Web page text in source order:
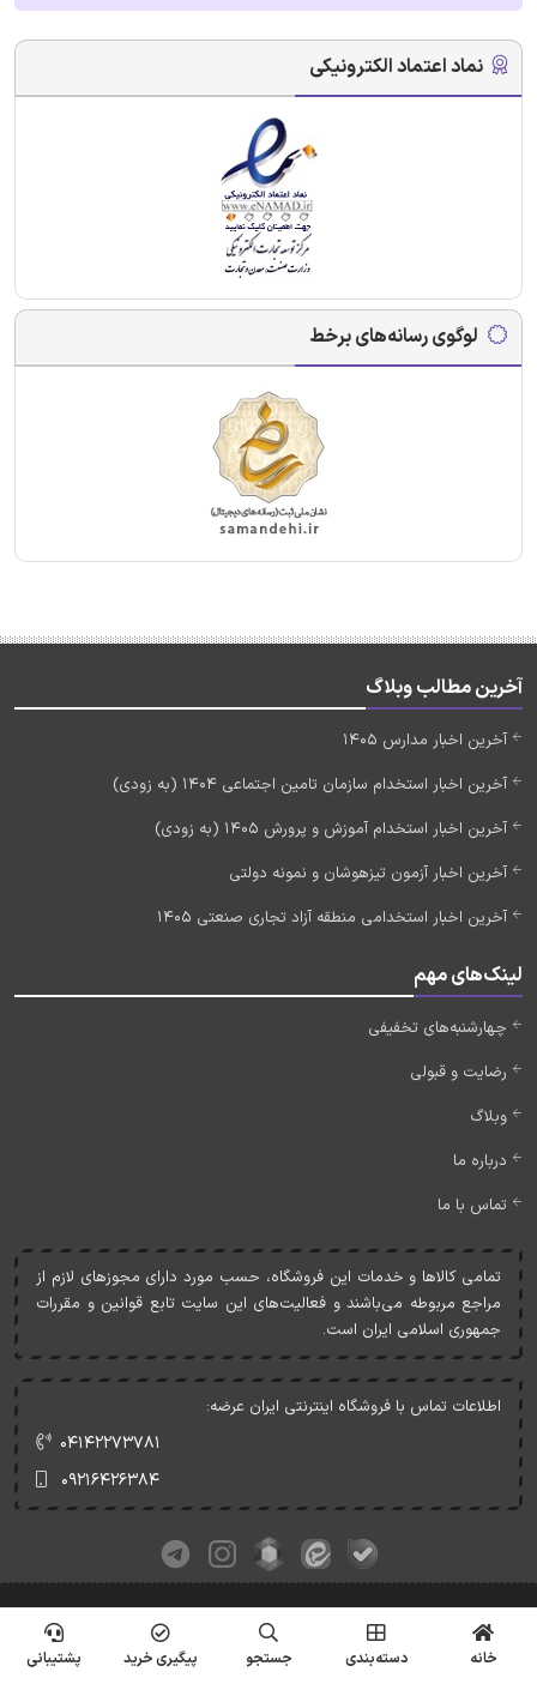
نماد اعتماد الکترونیکی
لوگوی رسانه‌های برخط
آخرین مطالب وبلاگ
آخرین اخبار مدارس 1405
آخرین اخبار استخدام سازمان تامین اجتماعی 1404 (به زودی)
آخرین اخبار استخدام آموزش و پرورش 1405 (به زودی)
آخرین اخبار آزمون تیزهوشان و نمونه دولتی
آخرین اخبار استخدامی منطقه آزاد تجاری صنعتی 1405
لینک‌های مهم
چهارشنبه‌های تخفیفی
رضایت و قبولی
وبلاگ
درباره ما
تماس با ما
تمامی کالاها و خدمات اين فروشگاه، حسب مورد دارای مجوزهای لازم از
مراجع مربوطه می‌باشند و فعاليت‌های اين سايت تابع قوانين و مقررات
جمهوری اسلامی ايران است.
اطلاعات تماس با فروشگاه اینترنتی ایران عرضه:
۰۴۱۴۲۲۷۳۷۸۱
۰۹۲۱۶۴۲۶۳۸۴
کلیه حقوق این وبسایت متعلق به ایران عرضه می‌باشد.
© Copyrights - IranArze.ir - 1405
خانه دسته‌بندی جستجو پیگیری خرید پشتیبانی